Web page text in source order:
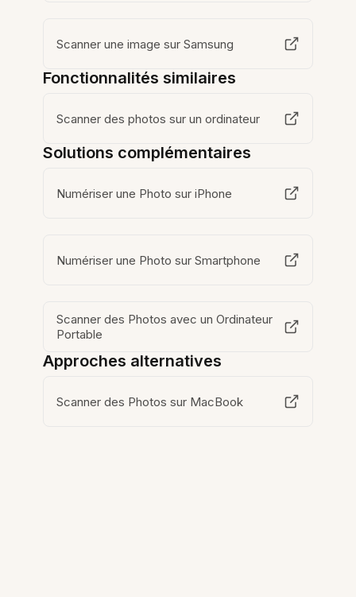
Scanner une image sur Samsung
Fonctionnalités similaires
Scanner des photos sur un ordinateur
Solutions complémentaires
Numériser une Photo sur iPhone
Numériser une Photo sur Smartphone
Scanner des Photos avec un Ordinateur
Portable
Approches alternatives
Scanner des Photos sur MacBook